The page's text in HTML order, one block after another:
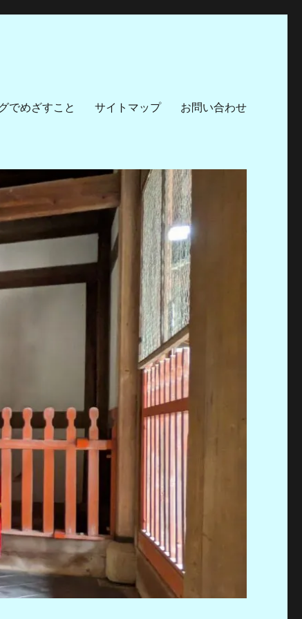
でめざすこと サイトマップ お問い合わせ